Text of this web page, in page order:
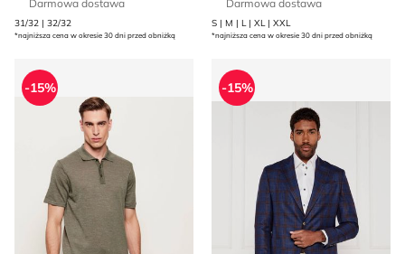
Darmowa dostawa
31/32 | 32/32
*najniższa cena w okresie 30 dni przed obniżką
Darmowa dostawa
S | M | L | XL | XXL
*najniższa cena w okresie 30 dni przed obniżką
T-shirt męski casual Sand Copenhagen
-15%
Marynarka męska jesienna
-15%